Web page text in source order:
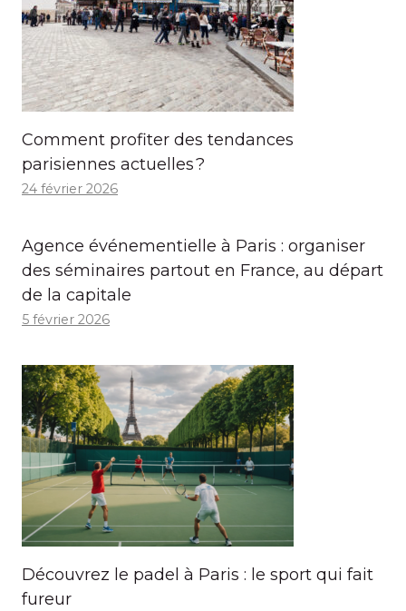
Comment profiter des tendances
parisiennes actuelles ?
24 février 2026
Agence événementielle à Paris : organiser
des séminaires partout en France, au départ
de la capitale
5 février 2026
Découvrez le padel à Paris : le sport qui fait
fureur